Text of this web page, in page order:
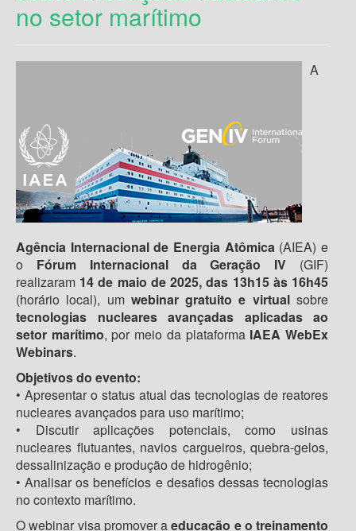
no setor marítimo
A
Agência Internacional de Energia Atômica(AIEA) e
o Fórum Internacional da Geração IV (GIF)
realizaram 14 de maio de 2025, das 13h15 às 16h45
(horário local), um webinar gratuito e virtualsobre
tecnologias nucleares avançadas aplicadas ao
setor marítimo, por meio da plataforma IAEA WebEx
Webinars.
Objetivos do evento:
• Apresentar o status atual das tecnologias de reatores
nucleares avançados para uso marítimo;
• Discutir aplicações potenciais, como usinas
nucleares flutuantes, navios cargueiros, quebra-gelos,
dessalinização e produção de hidrogênio;
• Analisar os benefícios e desafios dessas tecnologias
no contexto marítimo.
O webinar visa promover aeducação e o treinamento